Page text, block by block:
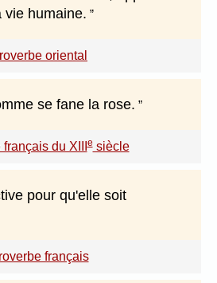
vie humaine.
oriental
se fane la rose.
français du XIIIesiècle
pour qu'elle soit
français